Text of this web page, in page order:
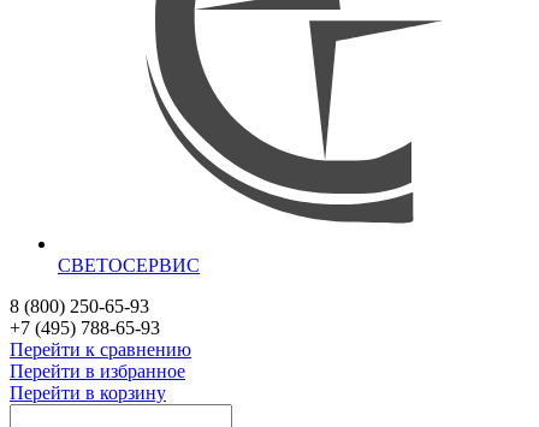
СВЕТОСЕРВИС
8 (800) 250-65-93
+7 (495) 788-65-93
Перейти к сравнению
Перейти в избранное
Перейти в корзину